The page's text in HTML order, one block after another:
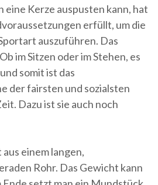
eine Kerze auspusten kann, hat
erfüllt, um die
auszuführen. Das
im Sitzen oder im Stehen, es
somit ist das
der fairsten und sozialsten
Dazu ist sie auch noch
einem langen,
Rohr. Das Gewicht kann